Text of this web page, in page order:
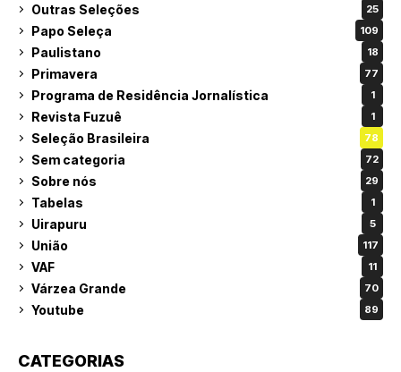
Outras Seleções 25
Papo Seleça 109
Paulistano 18
Primavera 77
Programa de Residência Jornalística 1
Revista Fuzuê 1
Seleção Brasileira 78
Sem categoria 72
Sobre nós 29
Tabelas 1
Uirapuru 5
União 117
VAF 11
Várzea Grande 70
Youtube 89
CATEGORIAS